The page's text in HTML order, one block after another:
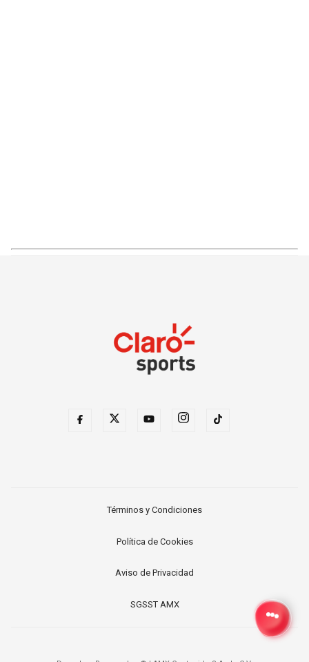
Términos y Condiciones
Política de Cookies
Aviso de Privacidad
SGSST AMX